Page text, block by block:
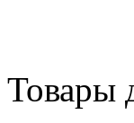
Товары